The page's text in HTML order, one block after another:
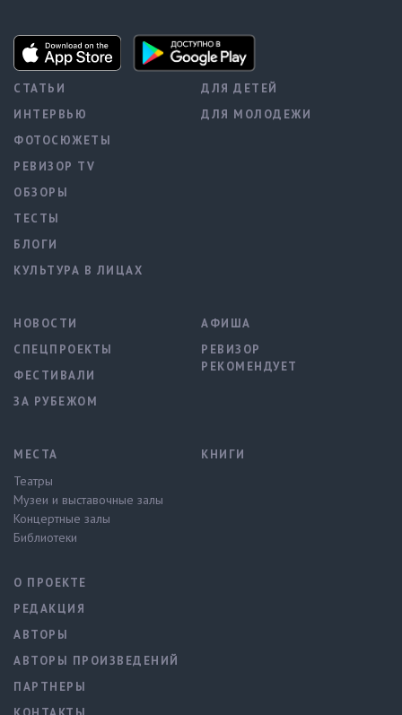
СТАТЬИ
ИНТЕРВЬЮ
ФОТОСЮЖЕТЫ
РЕВИЗОР TV
ОБЗОРЫ
ТЕСТЫ
БЛОГИ
КУЛЬТУРА В ЛИЦАХ
ДЛЯ ДЕТЕЙ
ДЛЯ МОЛОДЕЖИ
НОВОСТИ
СПЕЦПРОЕКТЫ
ФЕСТИВАЛИ
ЗА РУБЕЖОМ
АФИША
РЕВИЗОР
РЕКОМЕНДУЕТ
МЕСТА
Театры
Музеи и выставочные залы
Концертные залы
Библиотеки
КНИГИ
О ПРОЕКТЕ
РЕДАКЦИЯ
АВТОРЫ
АВТОРЫ ПРОИЗВЕДЕНИЙ
ПАРТНЕРЫ